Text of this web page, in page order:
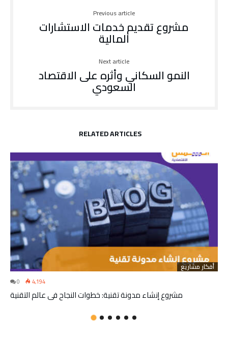
Previous article
مشروع تقديم خدمات الاستشارات
المالية
Next article
النمو السكاني وأثره على الاقتصاد
السعودي
RELATED ARTICLES
أفكار مشاريع
0 4,194
مشروع إنشاء مدونة تقنية: خطوات النجاح في عالم التقنية